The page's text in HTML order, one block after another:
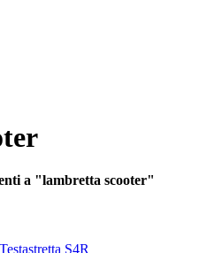
a "lambretta scooter"